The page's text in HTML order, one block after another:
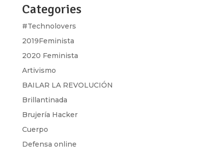
Categories
#Technolovers
2019Feminista
2020 Feminista
Artivismo
BAILAR LA REVOLUCIÓN
Brillantinada
Brujería Hacker
Cuerpo
Defensa online